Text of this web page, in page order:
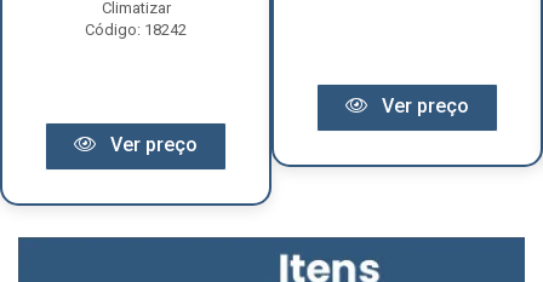
Climatizar
Código: 18242
Ver preço
Ver preço